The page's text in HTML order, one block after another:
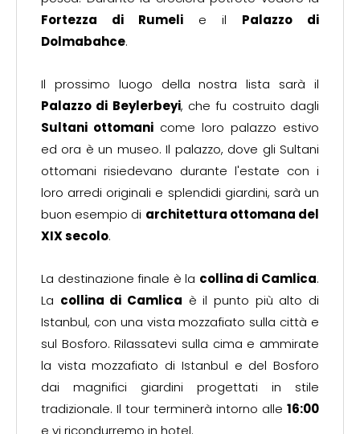
Fortezza di Rumeli e il Palazzo di
Dolmabahce.
Il prossimo luogo della nostra lista sarà il
Palazzo di Beylerbeyi, che fu costruito dagli
Sultani ottomani come loro palazzo estivo
ed ora è un museo. Il palazzo, dove gli Sultani
ottomani risiedevano durante l'estate con i
loro arredi originali e splendidi giardini, sarà un
buon esempio di architettura ottomana del
XIX secolo.
La destinazione finale è la collina di Camlica.
La collina di Camlica è il punto più alto di
Istanbul, con una vista mozzafiato sulla città e
sul Bosforo. Rilassatevi sulla cima e ammirate
la vista mozzafiato di Istanbul e del Bosforo
dai magnifici giardini progettati in stile
tradizionale. Il tour terminerà intorno alle 16:00
e vi ricondurremo in hotel.